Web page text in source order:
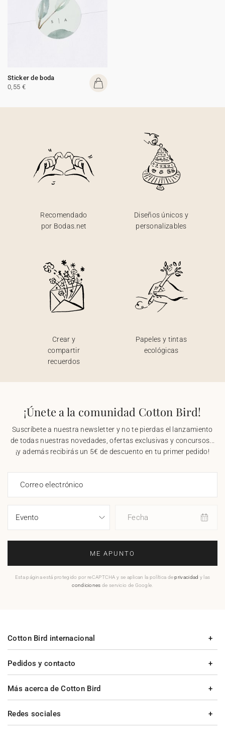
Sticker de boda
0,55 €
Recomendado
por Bodas.net
Diseños únicos y
personalizables
Crear y
compartir
recuerdos
Papeles y tintas
ecológicas
¡Únete a la comunidad Cotton Bird!
Suscríbete a nuestra newsletter y no te pierdas el lanzamiento
de todas nuestras novedades, ofertas exclusivas y concursos...
¡y además recibirás un 5€ de descuento en tu primer pedido!
Correo electrónico
Fecha
ME APUNTO
Esta página está protegido por reCAPTCHA y se aplican la política deprivacidad y las
condiciones de servicio de Google.
Pedidos y contacto
Más acerca de Cotton Bird
Cotton Bird internacional
Redes sociales